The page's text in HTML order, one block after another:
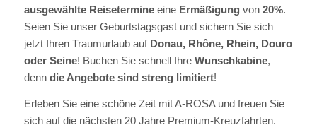
ausgewählte Reisetermineeine Ermäßigung von 20%.
Seien Sie unser Geburtstagsgast und sichern Sie sich
jetzt Ihren Traumurlaub auf Donau, Rhône, Rhein, Douro
oder Seine! Buchen Sie schnell Ihre Wunschkabine,
denn die Angebote sind streng limitiert!
Erleben Sie eine schöne Zeit mit A-ROSA und freuen Sie
sich auf die nächsten 20 Jahre Premium-Kreuzfahrten.